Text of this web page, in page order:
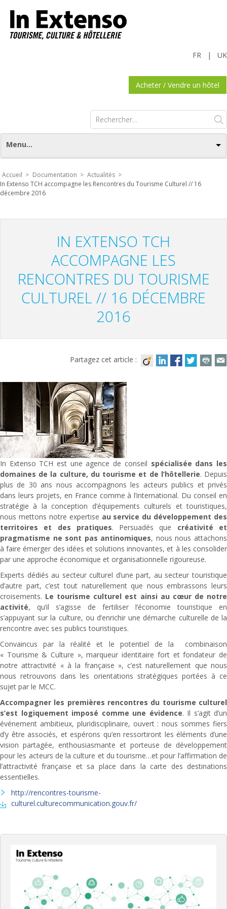
UK
|
FR
Acheter / Vendre un hôtel
Rechercher :
Menu...
Accueil > Documentation > Actualités >
In Extenso TCH accompagne les Rencontres du Tourisme Culturel // 16
décembre 2016
IN EXTENSO TCH
ACCOMPAGNE LES
RENCONTRES DU TOURISME
CULTUREL // 16 DÉCEMBRE
2016
Partagez cet article :
In Extenso TCH est une agence de conseil spécialisée dans les
domaines de la culture, du tourisme et de l’hôtellerie. Depuis
plus de 30 ans nous accompagnons les acteurs publics et privés
dans leurs projets, en France comme à l’international. Du conseil en
stratégie à la conception d’équipements culturels et touristiques,
nous mettons notre expertise au service du développement des
territoires et des pratiques. Persuadés que créativité et
pragmatisme ne sont pas antinomiques, nous nous attachons
à faire émerger des idées et solutions innovantes, et à les consolider
par une approche économique et organisationnelle rigoureuse.
Experts dédiés au secteur culturel d’une part, au secteur touristique
d’autre part, c’est tout naturellement que nous embrassons leurs
croisements. Le tourisme culturel est ainsi au cœur de notre
activité, qu’il s’agisse de fertiliser l’économie touristique en
s’appuyant sur la culture, ou d’enrichir une démarche culturelle de la
rencontre avec ses publics touristiques.
Convaincus par la réalité et le potentiel de la combinaison
« Tourisme & Culture », marqueur identitaire fort et fondateur de
notre attractivité « à la française », c’est naturellement que nous
nous retrouvons dans les orientations stratégiques portées à ce
sujet par le MCC.
Accompagner les premières rencontres du tourisme culturel
s’est logiquement imposé comme une évidence. Il s’agit d’un
événement ambitieux, pluridisciplinaire, ouvert : nous sommes fiers
d’y être associés, et espérons qu’en ressortiront les éléments d’une
vision partagée, enthousiasmante et porteuse de développement
pour les acteurs de la culture et du tourisme…et pour l’affirmation de
l’attractivité française et sa place dans la carte des destinations
essentielles.
http://rencontres-tourisme-
culturel.culturecommunication.gouv.fr/